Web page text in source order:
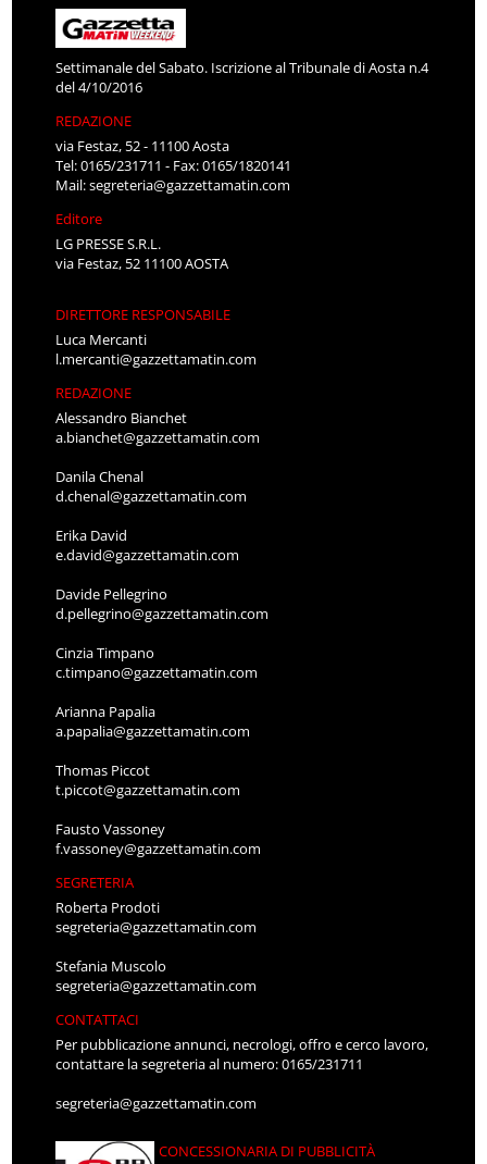
Settimanale del Sabato. Iscrizione al Tribunale di Aosta n.4
del 4/10/2016
REDAZIONE
via Festaz, 52 - 11100 Aosta
Tel: 0165/231711 - Fax: 0165/1820141
Mail:segreteria@gazzettamatin.com
Editore
LG PRESSE S.R.L.
via Festaz, 52 11100 AOSTA
DIRETTORE RESPONSABILE
Luca Mercanti
l.mercanti@gazzettamatin.com
REDAZIONE
Alessandro Bianchet
a.bianchet@gazzettamatin.com
Danila Chenal
d.chenal@gazzettamatin.com
Erika David
e.david@gazzettamatin.com
Davide Pellegrino
d.pellegrino@gazzettamatin.com
Cinzia Timpano
c.timpano@gazzettamatin.com
Arianna Papalia
a.papalia@gazzettamatin.com
Thomas Piccot
t.piccot@gazzettamatin.com
Fausto Vassoney
f.vassoney@gazzettamatin.com
SEGRETERIA
Roberta Prodoti
segreteria@gazzettamatin.com
Stefania Muscolo
segreteria@gazzettamatin.com
CONTATTACI
Per pubblicazione annunci, necrologi, offro e cerco lavoro,
contattare la segreteria al numero: 0165/231711
segreteria@gazzettamatin.com
CONCESSIONARIA DI PUBBLICITÀ